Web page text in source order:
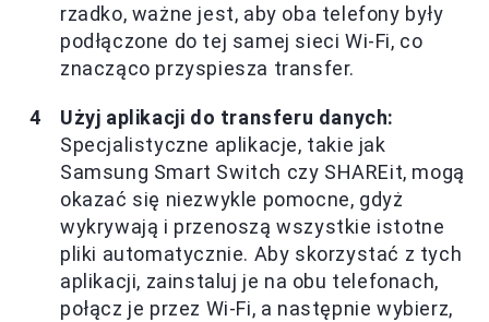
rzadko, ważne jest, aby oba telefony były
podłączone do tej samej sieci Wi-Fi, co
znacząco przyspiesza transfer.
Użyj aplikacji do transferu danych:
Specjalistyczne aplikacje, takie jak
Samsung Smart Switch czy SHAREit, mogą
okazać się niezwykle pomocne, gdyż
wykrywają i przenoszą wszystkie istotne
pliki automatycznie. Aby skorzystać z tych
aplikacji, zainstaluj je na obu telefonach,
połącz je przez Wi-Fi, a następnie wybierz,